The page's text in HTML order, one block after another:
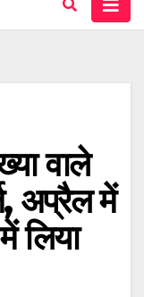
वाले
अप्रैल में
लिया